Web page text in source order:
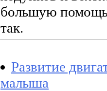
большую помощь
так.
Развитие
малыша